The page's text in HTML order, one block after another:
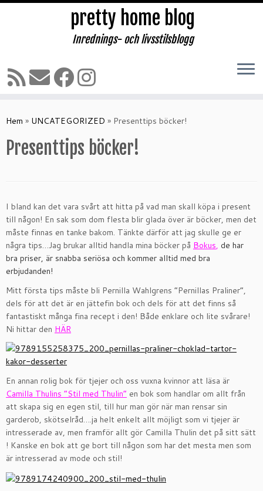
till
pretty home blog
Inrednings- och livsstilsblogg
Hem » UNCATEGORIZED » Presenttips böcker!
Presenttips böcker!
I bland kan det vara svårt att hitta på vad man skall köpa i present
till någon! En sak som dom flesta blir glada över är böcker, men det
måste finnas en tanke bakom. Tänkte därför att jag skulle ge er
några tips…Jag brukar alltid handla mina böcker på Bokus, de har
bra priser, är snabba seriösa och kommer alltid med bra
erbjudanden!
Mitt första tips måste bli Pernilla Wahlgrens ”Pernillas Praliner”,
dels för att det är en jättefin bok och dels för att det finns så
fantastiskt många fina recept i den! Både enklare och lite svårare!
Ni hittar den HÄR
En annan rolig bok för tjejer och oss vuxna kvinnor att läsa är
Camilla Thulins ”Stil med Thulin” en bok som handlar om allt från
att skapa sig en egen stil, till hur man gör när man rensar sin
garderob, skötselråd….ja helt enkelt allt möjligt som vi tjejer är
intresserade av, men framför allt gör Camilla Thulin det på sitt sätt
! Kanske en bok att ge bort till någon som har det mesta men som
är intresserad av mode och stil!